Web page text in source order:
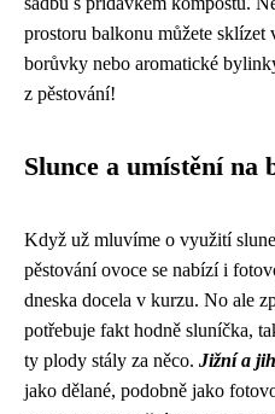
prostoru balkonu můžete sklízet
borůvky nebo aromatické
z pěstování!
Slunce a umístění na
Když už mluvíme o využití
pěstování ovoce se nabízí i
dneska docela v kurzu. No ale
potřebuje fakt hodně sluníčka,
ty plody stály za něco. Jižní a
jako dělané, podobně jako